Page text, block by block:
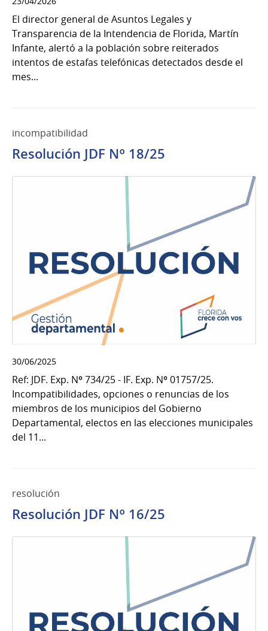
El director general de Asuntos Legales y
Transparencia de la Intendencia de Florida, Martín
Infante, alertó a la población sobre reiterados
intentos de estafas telefónicas detectados desde el
mes...
incompatibilidad
Resolución JDF Nº 18/25
30/06/2025
Ref: JDF. Exp. Nº 734/25 - IF. Exp. Nº 01757/25.
Incompatibilidades, opciones o renuncias de los
miembros de los municipios del Gobierno
Departamental, electos en las elecciones municipales
del 11...
resolución
Resolución JDF Nº 16/25